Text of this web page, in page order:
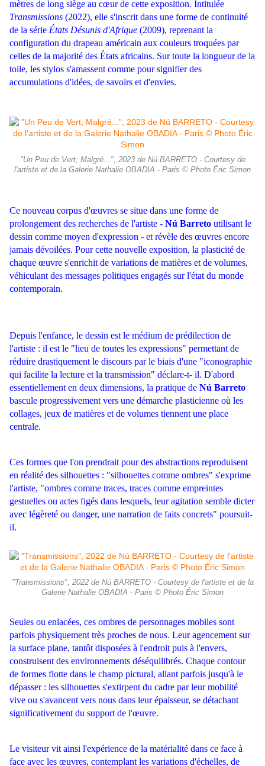
mètres de long siège au cœur de cette exposition. Intitulée
Transmissions (2022), elle s'inscrit dans une forme de continuité
de la série États Désunis d'Afrique (2009), reprenant la
configuration du drapeau américain aux couleurs troquées par
celles de la majorité des États africains. Sur toute la longueur de la
toile, les stylos s'amassent comme pour signifier des
accumulations d'idées, de savoirs et d'envies.
"Un Peu de Vert, Malgré...", 2023 de Nú BARRETO - Courtesy de
l'artiste et de la Galerie Nathalie OBADIA - Paris © Photo Éric Simon
Ce nouveau corpus d'œuvres se situe dans une forme de
prolongement des recherches de l'artiste - Nú Barreto utilisant le
dessin comme moyen d'expression - et révèle des œuvres encore
jamais dévoilées. Pour cette nouvelle exposition, la plasticité de
chaque œuvre s'enrichit de variations de matières et de volumes,
véhiculant des messages politiques engagés sur l'état du monde
contemporain.
Depuis l'enfance, le dessin est le médium de prédilection de
l'artiste : il est le "lieu de toutes les expressions" permettant de
réduire drastiquement le discours par le biais d'une "iconographie
qui facilite la lecture et la transmission" déclare-t- il. D'abord
essentiellement en deux dimensions, la pratique de Nú Barreto
bascule progressivement vers une démarche plasticienne où les
collages, jeux de matières et de volumes tiennent une place
centrale.
Ces formes que l'on prendrait pour des abstractions reproduisent
en réalité des silhouettes : "silhouettes comme ombres" s'exprime
l'artiste, "ombres comme traces, traces comme empreintes
gestuelles ou actes figés dans lesquels, leur agitation semble dicter
avec légèreté ou danger, une narration de faits concrets" poursuit-
il.
"Transmissions", 2022 de Nú BARRETO - Courtesy de l'artiste et de la
Galerie Nathalie OBADIA - Paris © Photo Éric Simon
Seules ou enlacées, ces ombres de personnages mobiles sont
parfois physiquement très proches de nous. Leur agencement sur
la surface plane, tantôt disposées à l'endroit puis à l'envers,
construisent des environnements déséquilibrés. Chaque contour
de formes flotte dans le champ pictural, allant parfois jusqu'à le
dépasser : les silhouettes s'extirpent du cadre par leur mobilité
vive ou s'avancent vers nous dans leur épaisseur, se détachant
significativement du support de l'œuvre.
Le visiteur vit ainsi l'expérience de la matérialité dans ce face à
face avec les œuvres, contemplant les variations d'échelles, de